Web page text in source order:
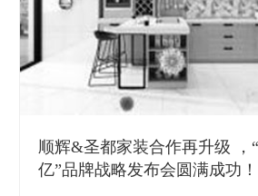
顺辉&圣都家装合作再升级 ，
亿”品牌战略发布会圆满成功！